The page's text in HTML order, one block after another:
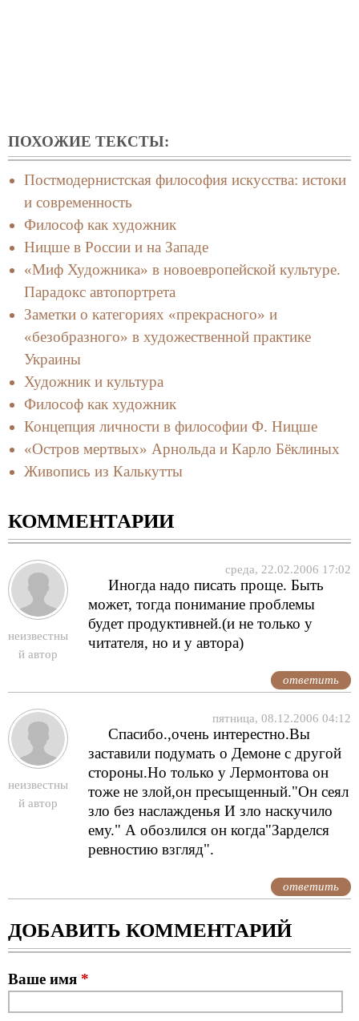
ПОХОЖИЕ ТЕКСТЫ:
Постмодернистская философия искусства: истоки
и современность
Философ как художник
Ницше в России и на Западе
«Миф Художника» в новоевропейской культуре.
Парадокс автопортрета
Заметки о категориях «прекрасного» и
«безобразного» в художественной практике
Украины
Художник и культура
Философ как художник
Концепция личности в философии Ф. Ницше
«Остров мертвых» Арнольда и Карло Бёклиных
Живопись из Калькутты
КОММЕНТАРИИ
неизвестны
й автор
среда, 22.02.2006 17:02
Иногда надо писать проще. Быть
может, тогда понимание проблемы
будет продуктивней.(и не только у
читателя, но и у автора)
ответить
неизвестны
й автор
пятница, 08.12.2006 04:12
Спасибо.,очень интерестно.Вы
заставили подумать о Демоне с другой
стороны.Но только у Лермонтова он
тоже не злой,он пресыщенный."Он сеял
зло без наслажденья И зло наскучило
ему." А обозлился он когда"Зарделся
ревностию взгляд".
ответить
ДОБАВИТЬ КОММЕНТАРИЙ
Ваше имя *